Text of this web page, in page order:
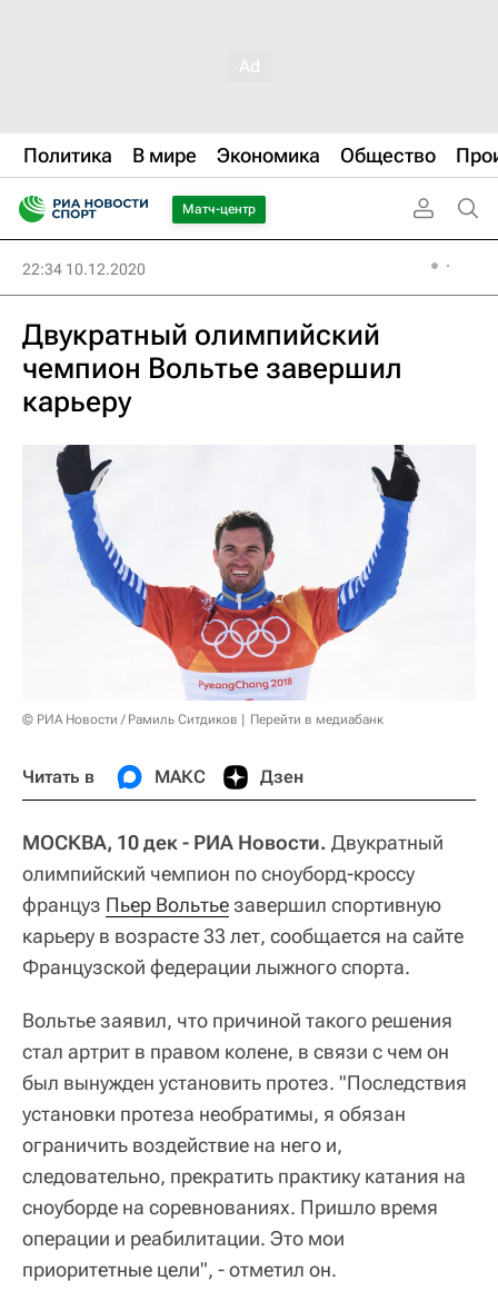
Политика В мире Экономика Общество
Матч-центр
22:34 10.12.2020
Двукратный олимпийский
чемпион Вольтье завершил
карьеру
© РИА Новости / Рамиль Ситдиков Перейти в медиабанк
Читать в МАКС Дзен
МОСКВА, 10 дек - РИА Новости. Двукратный
олимпийский чемпион по сноуборд-кроссу
француз Пьер Вольтьезавершил спортивную
карьеру в возрасте 33 лет, сообщается на сайте
Французской федерации лыжного спорта.
Вольтье заявил, что причиной такого решения
стал артрит в правом колене, в связи с чем он
был вынужден установить протез. "Последствия
установки протеза необратимы, я обязан
ограничить воздействие на него и,
следовательно, прекратить практику катания на
сноуборде на соревнованиях. Пришло время
операции и реабилитации. Это мои
приоритетные цели", - отметил он.